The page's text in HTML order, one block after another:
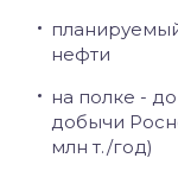
нефти
на полке -
добычи
млн т./год)